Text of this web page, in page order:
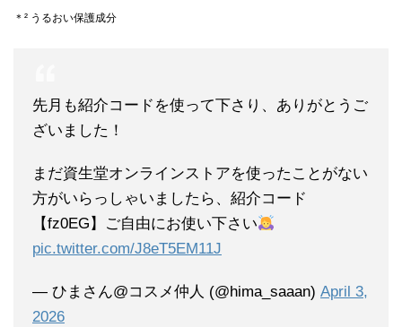
＊² うるおい保護成分
先月も紹介コードを使って下さり、ありがとうご
ざいました！
まだ資生堂オンラインストアを使ったことがない
方がいらっしゃいましたら、紹介コード
【fz0EG】ご自由にお使い下さい
pic.twitter.com/J8eT5EM11J
— ひまさん@コスメ仲人 (@hima_saaan) April 3,
2026